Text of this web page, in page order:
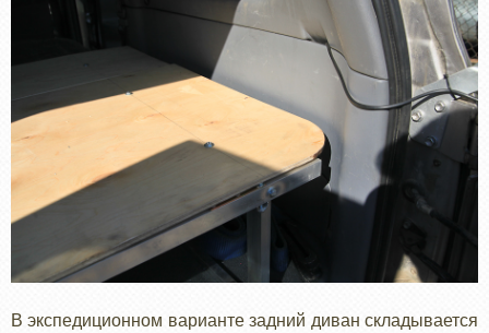
В экспедиционном варианте задний диван складывается